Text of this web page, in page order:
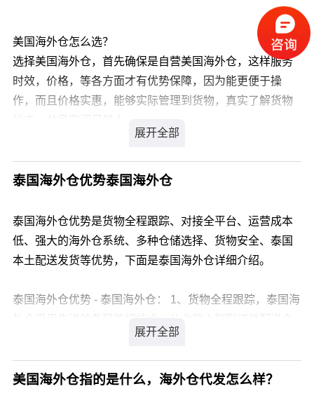
美国海外仓存储的费用相对较低，可以为跨境电商卖家节
省物流成本，卖家产品的销售价格可以更高，也能提升产
品竞争力。
3、支持多种产品代发
纯电池、移动电源、手机电池、大型电池等一件代发服
4、退货服务
以帮卖家降低售后成本。
另外美国海外仓一件代发还支持客户自提、为亚马逊FBA
中转、为卖家提供退货换标贴标等服务。
美国海外仓怎么选？
选择美国海外仓，首先确保是自营美国海外仓，这样服务
时效，价格，等各方面才有优势保障，因为能更便于操
作，而且价格实惠，能够实际管理到货物，真实了解货物
其次如果选其他的第三方代理海外仓，代理海外仓一般指
的是第三方给海外仓做代理，相当于一个中介，所以价格
比较高，也没办法了解到真实情况。
1、降低了物流费用。
2、提升购物体验。
3、海外仓储有助于提高单件商品利润率。
5、能有助于扩大销售品类
7、提升卖家好评率可以根据以上优势点来进行筛选，看他
泰国海外仓优势泰国海外仓
泰国海外仓优势是货物全程跟踪、对接全平台、运营成本
低、强大的海外仓系统、多种仓储选择、货物安全、泰国
本土配送发货等优势，下面是泰国海外仓详细介绍。
泰国海外仓优势 - 泰国海外仓： 1、货物全程跟踪，泰国海
2、对接全平台，泰国海外仓无缝对接eBay、速卖通、亚
马逊等跨境电商平台，从自动下单到订单配送一站式物流
美国海外仓指的是什么，海外仓代发怎么样？